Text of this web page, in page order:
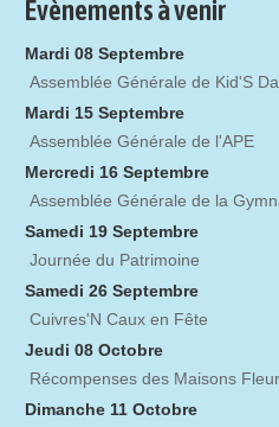
Évènements à venir
Mardi 08 Septembre
Assemblée Générale de Kid'S
Mardi 15 Septembre
Assemblée Générale de l'APE
Mercredi 16 Septembre
Assemblée Générale de la
Samedi 19 Septembre
Journée du Patrimoine
Samedi 26 Septembre
Cuivres'N Caux en Fête
Jeudi 08 Octobre
Récompenses des Maisons
Dimanche 11 Octobre